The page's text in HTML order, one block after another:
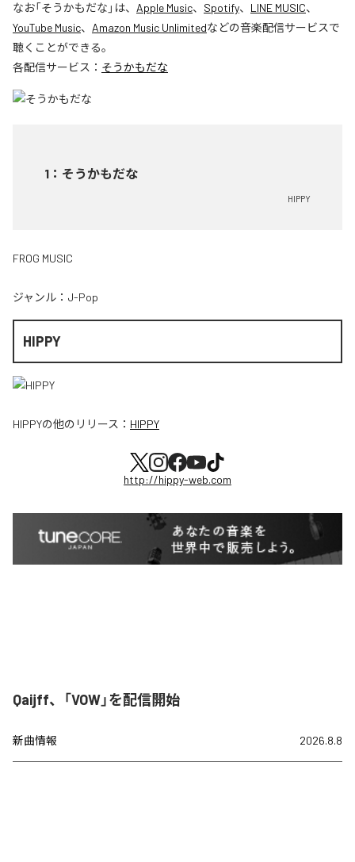
なお「そうかもだな 」は、 Apple Music、 Spotify、 LINE MUSIC、
YouTube Music、 Amazon Music Unlimitedなどの音楽配信サービスで
聴くことができる。
各配信サービス： そうかもだな
1 ： そうかもだな
HIPPY
FROG MUSIC
ジャンル： J-Pop
HIPPY
HIPPYの他のリリース： HIPPY
http://hippy-web.com
Qaijff、「VOW」を配信開始
新曲情報 2026.8.8